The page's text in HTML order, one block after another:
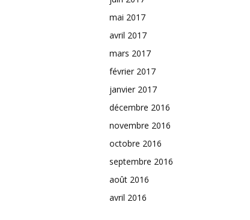
mai 2017
avril 2017
mars 2017
février 2017
janvier 2017
décembre 2016
novembre 2016
octobre 2016
septembre 2016
août 2016
avril 2016